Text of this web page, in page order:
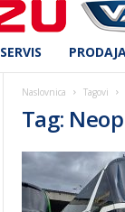
SERVIS
Naslovnica Tagovi
Tag: